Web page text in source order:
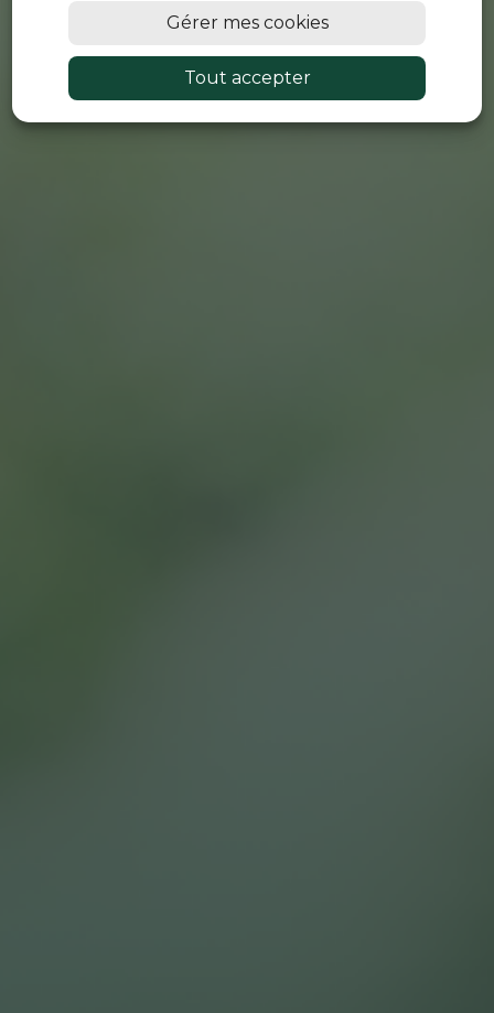
Gérer mes cookies
Tout accepter